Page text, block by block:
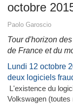
octobre
Paolo Garoscio
Tour d'horizon
de France et du
Lundi 12 octobre
deux logiciels
L'existence du
Volkswagen